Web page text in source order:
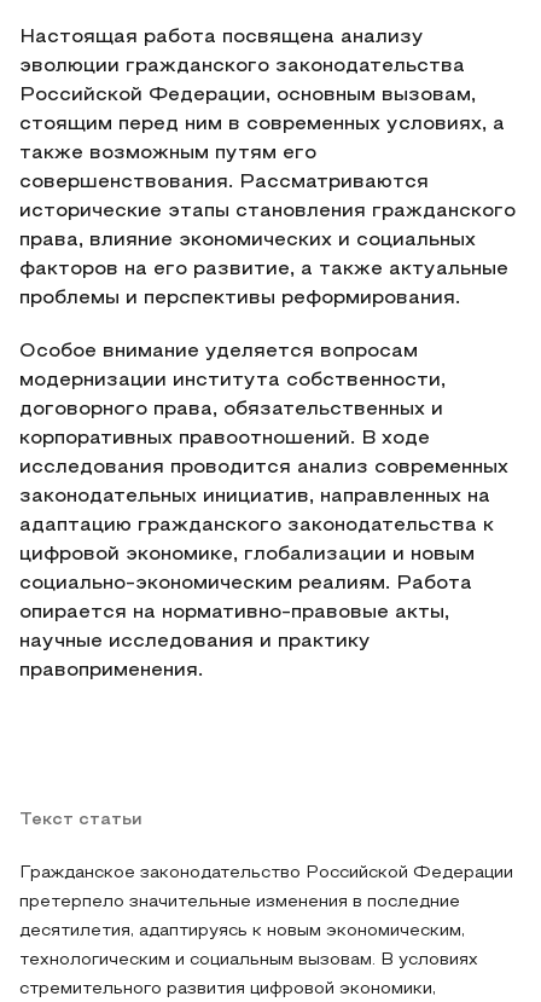
Настоящая работа посвящена анализу
эволюции гражданского законодательства
Российской Федерации, основным вызовам,
стоящим перед ним в современных условиях, а
также возможным путям его
совершенствования. Рассматриваются
исторические этапы становления гражданского
права, влияние экономических и социальных
факторов на его развитие, а также актуальные
проблемы и перспективы реформирования.
Особое внимание уделяется вопросам
модернизации института собственности,
договорного права, обязательственных и
корпоративных правоотношений. В ходе
исследования проводится анализ современных
законодательных инициатив, направленных на
адаптацию гражданского законодательства к
цифровой экономике, глобализации и новым
социально-экономическим реалиям. Работа
опирается на нормативно-правовые акты,
научные исследования и практику
правоприменения.
Текст статьи
Гражданское законодательство Российской Федерации
претерпело значительные изменения в последние
десятилетия, адаптируясь к новым экономическим,
технологическим и социальным вызовам. В условиях
стремительного развития цифровой экономики,